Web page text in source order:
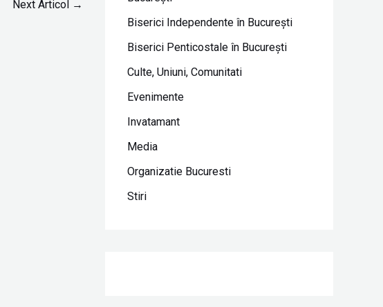
Next Articol →
Biserici Independente în Bucureşti
Biserici Penticostale în Bucureşti
Culte, Uniuni, Comunitati
Evenimente
Invatamant
Media
Organizatie Bucuresti
Stiri